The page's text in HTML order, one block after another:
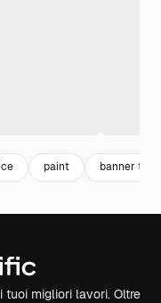
paint banner
tuoi migliori lavori. Oltre